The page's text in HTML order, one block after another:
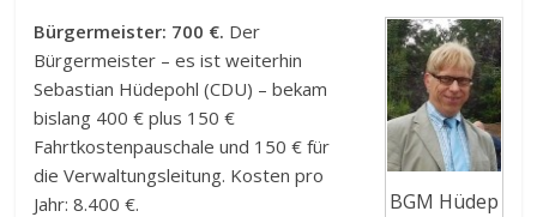
BGM Hüdep
Bürgermeister: 700 €. Der
Bürgermeister – es ist weiterhin
Sebastian Hüdepohl (CDU) – bekam
bislang 400 € plus 150 €
Fahrtkostenpauschale und 150 € für
die Verwaltungsleitung. Kosten pro
Jahr: 8.400 €.